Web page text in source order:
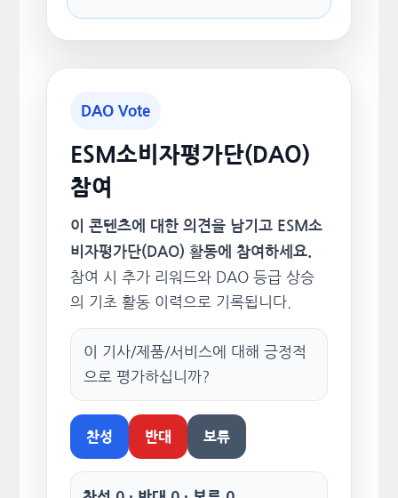
DAO Vote
ESM소비자평가단(DAO)
참여
이 콘텐츠에 대한 의견을 남기고 ESM소
비자평가단(DAO) 활동에 참여하세요.
참여 시 추가 리워드와 DAO 등급 상승
의 기초 활동 이력으로 기록됩니다.
이 기사/제품/서비스에 대해 긍정적
으로 평가하십니까?
찬성 반대 보류